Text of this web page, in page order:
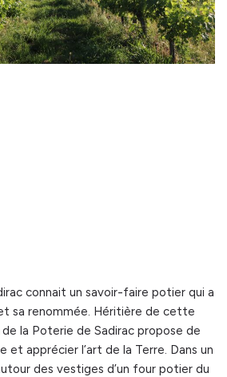
connait un savoir-faire potier qui a
sa renommée. Héritière de cette
la Poterie de Sadirac propose de
et apprécier l’art de la Terre. Dans un
des vestiges d’un four potier du